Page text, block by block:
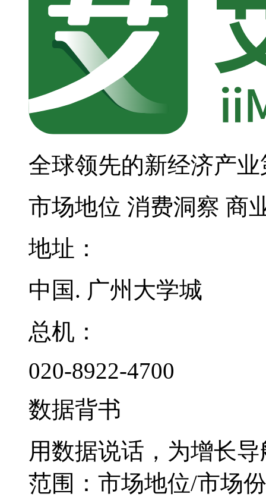
全球领先的新经济产
市场地位 消费洞察 商
地址：
中国. 广州大学城
总机：
020-8922-4700
数据背书
用数据说话，为增长导
范围：市场地位/市场